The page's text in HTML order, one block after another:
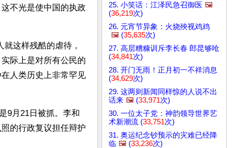
不光是使中国的执政
这样残酷的虐待，
际上是对所有公民的
人类历史上非常罕见
9月21日被抓。李和
的行政复议担任辩护
25. 小笑话：江泽民急召御医 🖼️
(36,219次)
26. 元宵节异象：火烧殃视鸡鸡
🖼️ (35,635次)
27. 高层糟糠训斥李长春 郎昆够呛
(34,841次)
28. 开门无雨！正月初一不祥消息
(34,629次)
29. 这两则新闻同样惊的人说不出
话来 🖼️ (33,971次)
30. 一位太子党：神韵领导世界艺
术新潮流 (33,751次)
31. 奥运纪念钞预示的灾难已经降
临 🖼️ (33,236次)